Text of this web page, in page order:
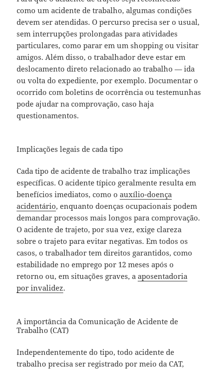
como um acidente de trabalho, algumas condições
devem ser atendidas. O percurso precisa ser o usual,
sem interrupções prolongadas para atividades
particulares, como parar em um shopping ou visitar
amigos. Além disso, o trabalhador deve estar em
deslocamento direto relacionado ao trabalho — ida
ou volta do expediente, por exemplo. Documentar o
ocorrido com boletins de ocorrência ou testemunhas
pode ajudar na comprovação, caso haja
questionamentos.
Implicações legais de cada tipo
Cada tipo de acidente de trabalho traz implicações
específicas. O acidente típico geralmente resulta em
benefícios imediatos, como oauxílio-doença
acidentário, enquanto doenças ocupacionais podem
demandar processos mais longos para comprovação.
O acidente de trajeto, por sua vez, exige clareza
sobre o trajeto para evitar negativas. Em todos os
casos, o trabalhador tem direitos garantidos, como
estabilidade no emprego por 12 meses após o
retorno ou, em situações graves, aaposentadoria
por invalidez.
A importância da Comunicação de Acidente de
Trabalho (CAT)
Independentemente do tipo, todo acidente de
trabalho precisa ser registrado por meio da CAT,